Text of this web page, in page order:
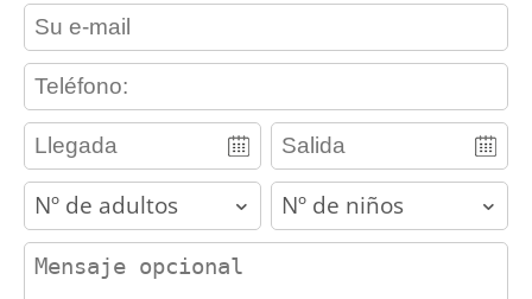
contact_email
contact_phone
adults children
contact_message